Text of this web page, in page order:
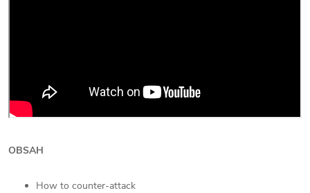
OBSAH
How to counter-attack